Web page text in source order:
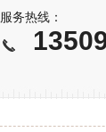
服务热线：